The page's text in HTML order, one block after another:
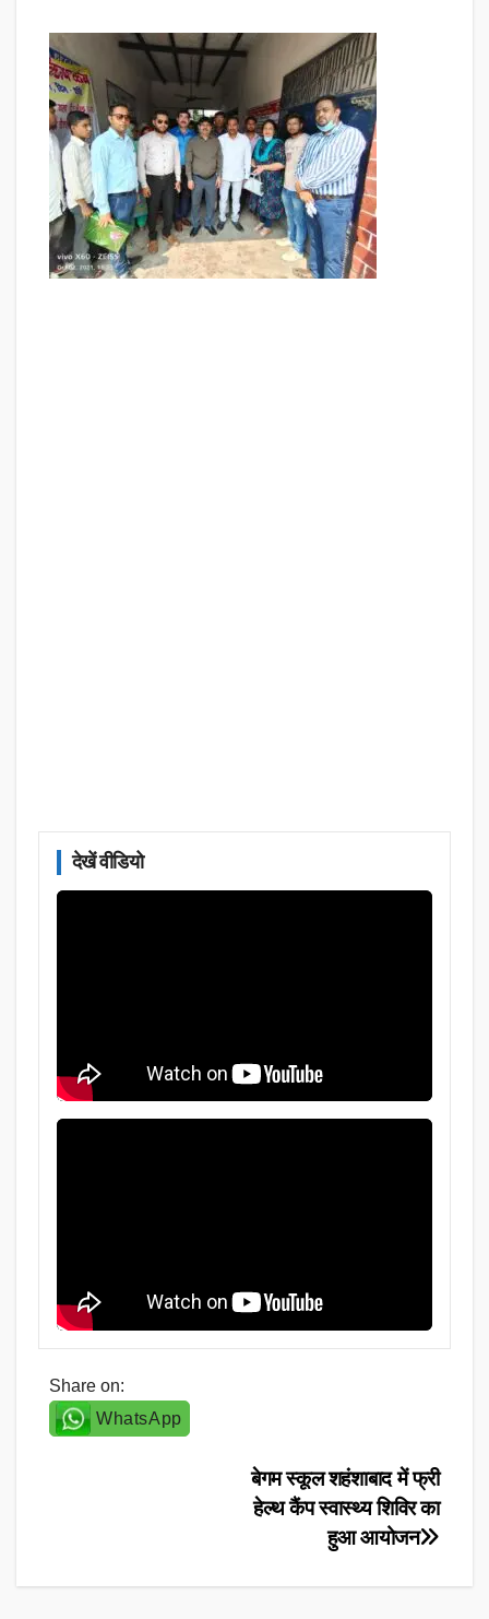
देखें वीडियो
Share on:
WhatsApp
बेगम स्कूल शहंशाबाद में फ्री
हेल्थ कैंप स्वास्थ्य शिविर का
हुआ आयोजन